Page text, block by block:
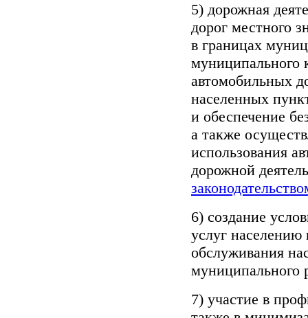
5) дорожная
дорог местного
в границах
муниципального
автомобильных
населенных
и обеспечение
а также
использования
дорожной
6) создание
услуг населению
обслуживания
муниципального
7) участие в